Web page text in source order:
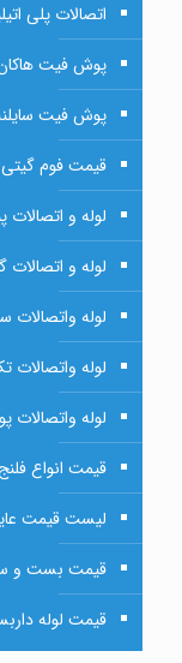
اتصالات پلی
پوش فیت
پوش فیت
قیمت فوم
لوله و اتصالات
لوله و
لوله
لوله واتصالات
لوله
قیمت انواع فلنج
لیست قیمت
قیمت بست و
قیمت لوله